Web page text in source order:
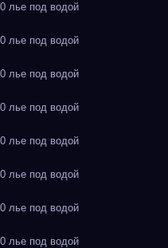
лье под водой
лье под водой
лье под водой
лье под водой
лье под водой
лье под водой
лье под водой
лье под водой